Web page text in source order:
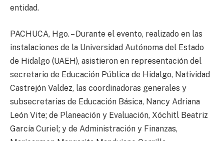
entidad.
PACHUCA, Hgo. – Durante el evento, realizado en las
instalaciones de la Universidad Autónoma del Estado
de Hidalgo (UAEH), asistieron en representación del
secretario de Educación Pública de Hidalgo, Natividad
Castrejón Valdez, las coordinadoras generales y
subsecretarias de Educación Básica, Nancy Adriana
León Vite; de Planeación y Evaluación, Xóchitl Beatriz
García Curiel; y de Administración y Finanzas,